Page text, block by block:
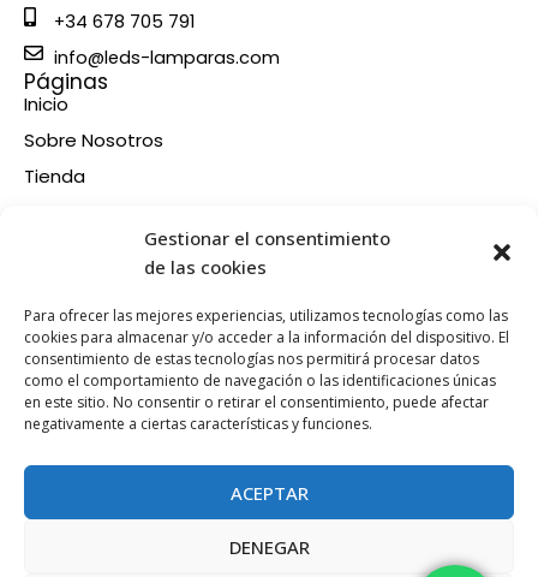
Gestionar el consentimiento
de las cookies
Para ofrecer las mejores experiencias, utilizamos tecnologías como las
cookies para almacenar y/o acceder a la información del dispositivo. El
consentimiento de estas tecnologías nos permitirá procesar datos
como el comportamiento de navegación o las identificaciones únicas
en este sitio. No consentir o retirar el consentimiento, puede afectar
negativamente a ciertas características y funciones.
ACEPTAR
DENEGAR
+34 678 705 791
info@leds-lamparas.com
Páginas
Inicio
Sobre Nosotros
Tienda
Información
Condiciones de compra
Política de devoluciones y reembolsos
Política de cookies
Síganos en nuestras RRSS
a - i n
Esta web está financiada por la Unión Europea - Next